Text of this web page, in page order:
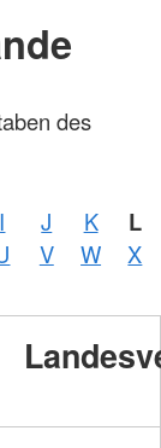
des
I J K L
V W
X